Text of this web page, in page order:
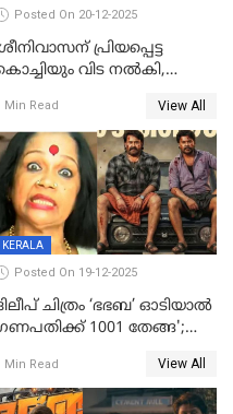
Posted On 20-12-2025
പ്രിയപ്പെട്ട
വിട നൽകി,
നാളെ
Min Read View All
KERALA
Posted On 19-12-2025
ചിത്രം ‘ഭഭബ’ ഓടിയാൽ
1001 തേങ്ങ';
Min Read View All